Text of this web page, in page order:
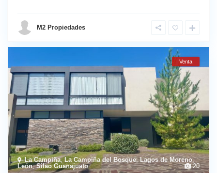
M2 Propiedades
20
La Campiña,La Campiña del Bosque,Lagos de Moreno,
León,Silao Guanajuato
Venta